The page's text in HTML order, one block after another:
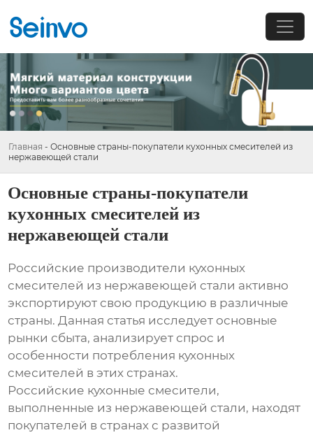
Главная - Основные страны-покупатели кухонных смесителей из
нержавеющей стали
Основные страны-покупатели
кухонных смесителей из
нержавеющей стали
Российские производители кухонных
смесителей из нержавеющей стали активно
экспортируют свою продукцию в различные
страны. Данная статья исследует основные
рынки сбыта, анализирует спрос и
особенности потребления кухонных
смесителей в этих странах.
Российские кухонные смесители,
выполненные из нержавеющей стали, находят
покупателей в странах с развитой